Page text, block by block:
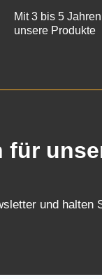
Mit 3 bis 5
unsere Produkte
für
und halten